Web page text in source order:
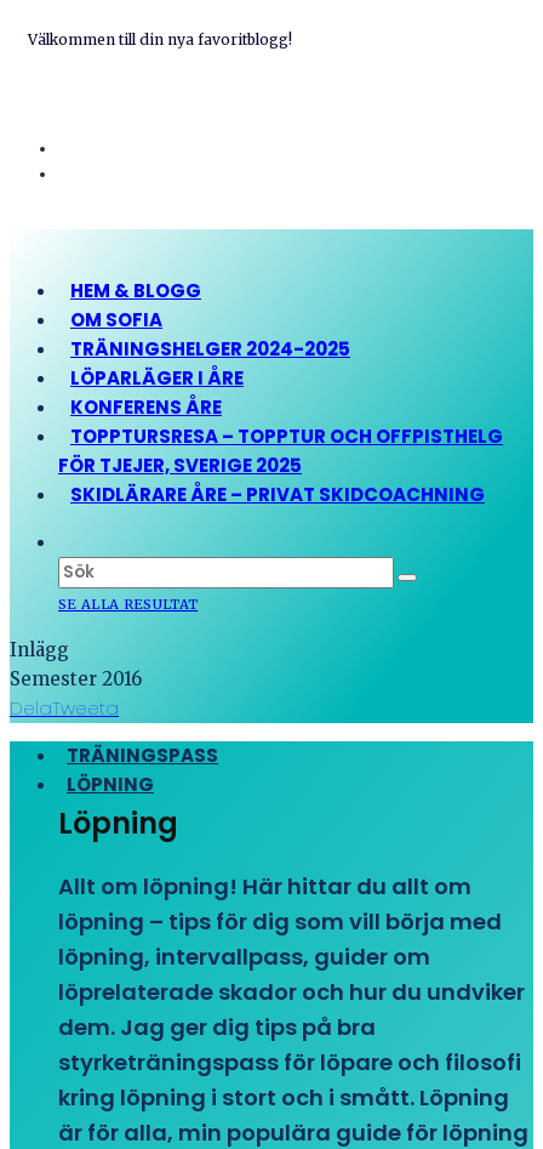
Välkommen till din nya favoritblogg!
HEM & BLOGG
OM SOFIA
TRÄNINGSHELGER 2024-2025
LÖPARLÄGER I ÅRE
KONFERENS ÅRE
TOPPTURSRESA – TOPPTUR OCH OFFPISTHELG
FÖR TJEJER, SVERIGE 2025
SKIDLÄRARE ÅRE – PRIVAT SKIDCOACHNING
SE ALLA RESULTAT
Inlägg
Semester 2016
DelaTweeta
TRÄNINGSPASS
LÖPNING
Löpning
Allt om löpning! Här hittar du allt om
löpning – tips för dig som vill börja med
löpning, intervallpass, guider om
löprelaterade skador och hur du undviker
dem. Jag ger dig tips på bra
styrketräningspass för löpare och filosofi
kring löpning i stort och i smått. Löpning
är för alla, min populära guide för löpning